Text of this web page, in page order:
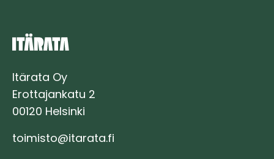
Itärata Oy
Erottajankatu 2
00120 Helsinki
toimisto@itarata.fi